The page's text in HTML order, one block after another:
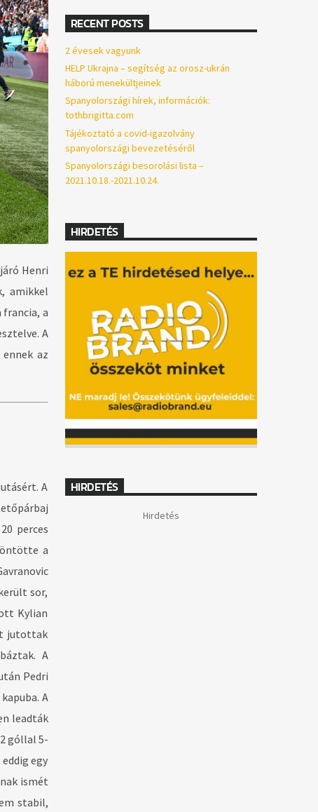
Henri
amikkel
a
A
az
A
perces
a
sor,
Kylian
jutottak
A
Pedri
A
leadták
góllal 5-
egy
ismét
stabil,
RECENT POSTS
2 évesek vagyunk
HELP Ukrajna – segítség az orosz-ukrán
háború menekültjeinek
Spanyolországi hírek, információk:
tothbrigitta.com
Tájékoztató a covid-igazolvány
spanyolországi bevezetéséről
Spanyolországi besorolási lista –
2021.10.18.-2021.10.24.
HIRDETÉS
HIRDETÉS
Hirdetés